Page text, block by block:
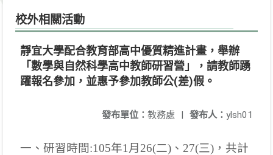
校外相關活動
靜宜大學配合教育部高中優質精進計畫，舉辦
「數學與自然科學高中教師研習營」，請教師踴
躍報名參加，並惠予參加教師公(差)假。
發布人： ylsh01
發布單位： 教務處 |
一、研習時間:105年1 月 26(二) 、 27(三) ，共計